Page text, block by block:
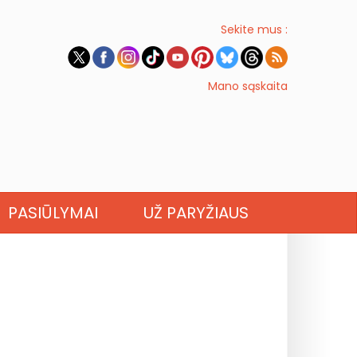
Sekite mus :
Mano sąskaita
PASIŪLYMAI UŽ PARYŽIAUS